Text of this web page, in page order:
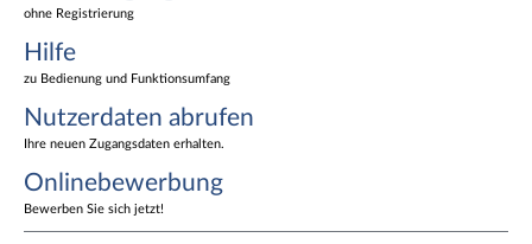
ohne Registrierung
Hilfe
zu Bedienung und Funktionsumfang
Nutzerdaten abrufen
Ihre neuen Zugangsdaten erhalten.
Onlinebewerbung
Bewerben Sie sich jetzt!